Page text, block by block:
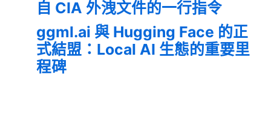
自 CIA 外洩文件的一行指令
ggml.ai 與 Hugging Face 的正
式結盟：Local AI 生態的重要里
程碑